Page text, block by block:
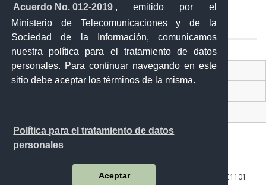
Acuerdo No. 012-2019 , emitido por el
Ministerio de Telecomunicaciones y de la
Sociedad de la Información, comunicamos
nuestra política para el tratamiento de datos
personales. Para continuar navegando en este
sitio debe aceptar los términos de la misma.
Política para el tratamiento de datos
personales
Aceptar
Contacto Ciudadano Digital
10 de agosto 158-13 y Bernardo Valdivieso ∙ Código Postal: EC1101